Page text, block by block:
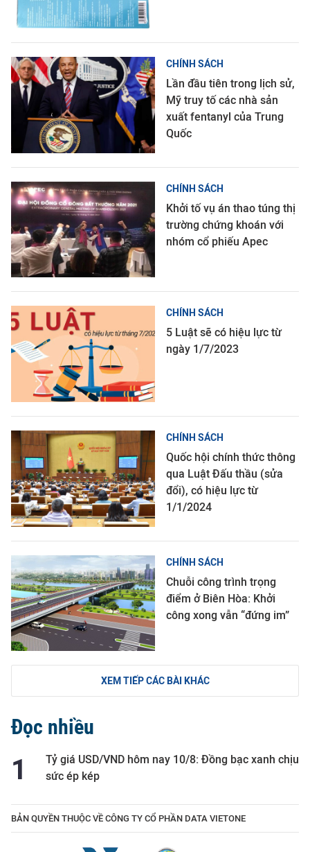
CHÍNH SÁCH
Lần đầu tiên trong lịch sử,
Mỹ truy tố các nhà sản
xuất fentanyl của Trung
Quốc
CHÍNH SÁCH
Khởi tố vụ án thao túng thị
trường chứng khoán với
nhóm cổ phiếu Apec
CHÍNH SÁCH
5 Luật sẽ có hiệu lực từ
ngày 1/7/2023
CHÍNH SÁCH
Quốc hội chính thức thông
qua Luật Đấu thầu (sửa
đổi), có hiệu lực từ
1/1/2024
CHÍNH SÁCH
Chuỗi công trình trọng
điểm ở Biên Hòa: Khởi
công xong vẫn “đứng im”
XEM TIẾP CÁC BÀI KHÁC
Đọc nhiều
Tỷ giá USD/VND hôm nay 10/8: Đồng bạc xanh chịu
sức ép kép
BẢN QUYỀN THUỘC VỀ CÔNG TY CỔ PHẦN DATA VIETONE